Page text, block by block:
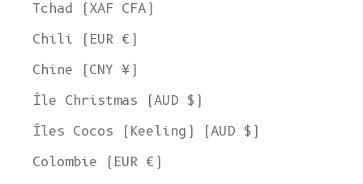
Tchad (XAF CFA)
Chili (EUR €)
Chine (CNY ¥)
Île Christmas (AUD $)
Îles Cocos (Keeling) (AUD $)
Colombie (EUR €)